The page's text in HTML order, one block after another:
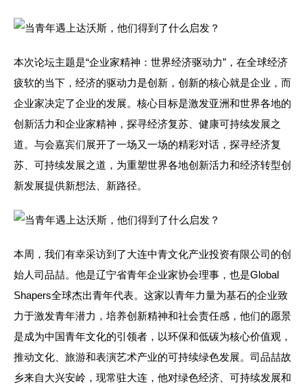
本次论坛主题是“企业家精神：世界经济驱动力”，在全球经济
疲软的当下，经济的驱动力是创新，创新的核心就是企业，而
企业家决定了企业的发展。核心目标是激发亚洲和世界各地的
创新活力和企业家精神，探寻经济复苏、健康可持续发展之
道。与会嘉宾们展开了一场又一场的精彩对话，探寻经济复
苏、可持续发展之道，为重塑世界各地创新活力和经济转型创
新发展提供新想法、新路径。
本周，我们有幸采访到了大连中青文化产业投资有限公司的创
始人司品喆。他是辽宁省青年企业家协会理事，也是Global
Shapers全球杰出青年代表。这家以青年力量为基石的企业致
力于激发青年潜力，培养创新精神和社会责任感，他们的愿景
是成为中国青年文化的引领者，以环保和低碳为核心价值观，
推动文化、旅游和表演艺术产业的可持续绿色发展。司品喆故
乡来自大兴安岭，现常驻大连，他对绿色经济、可持续发展和